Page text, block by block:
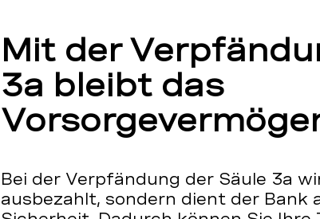
Mit der
3a bleibt das
Bei der Verpfändung der Säule 3a
ausbezahlt, sondern dient der Bank